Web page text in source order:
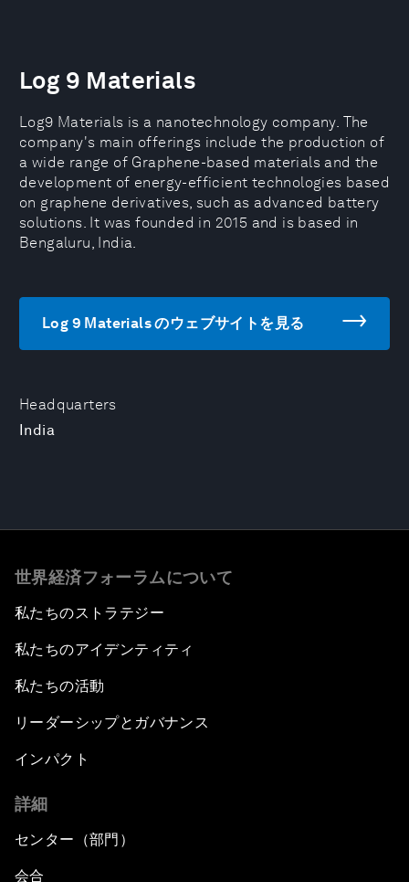
Headquarters
India
Log 9 Materials
Log9 Materials is a nanotechnology company. The
company's main offerings include the production of
a wide range of Graphene-based materials and the
development of energy-efficient technologies based
on graphene derivatives, such as advanced battery
solutions. It was founded in 2015 and is based in
Bengaluru, India.
Log 9 Materials のウェブサイトを見る
世界経済フォーラムについて
私たちのストラテジー
私たちのアイデンティティ
私たちの活動
リーダーシップとガバナンス
インパクト
詳細
センター（部門）
会合